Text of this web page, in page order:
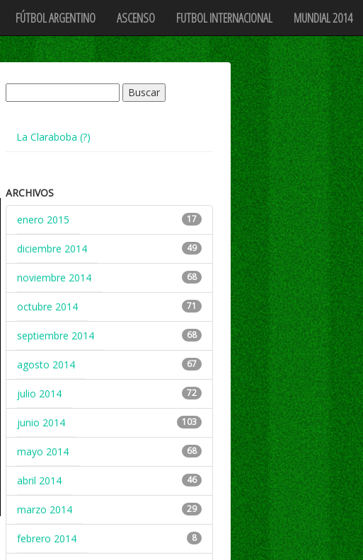
FÚTBOL ARGENTINO ASCENSO FUTBOL INTERNACIONAL MUNDIAL 2014
La Claraboba (?)
ARCHIVOS
enero 2015
17
diciembre 2014 49
noviembre 2014 68
octubre 2014 71
septiembre 2014 68
agosto 2014 67
julio 2014 72
junio 2014 103
mayo 2014 68
abril 2014 46
marzo 2014 29
febrero 2014 8